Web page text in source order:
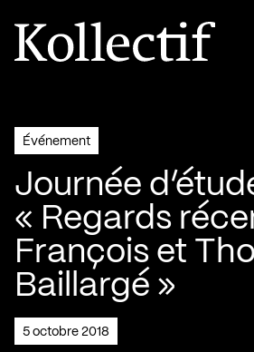
Aller à la page d'accueil
Logo Kollectif
Événement
Journée
« Regards
François et
Baillargé »
5 octobre 2018